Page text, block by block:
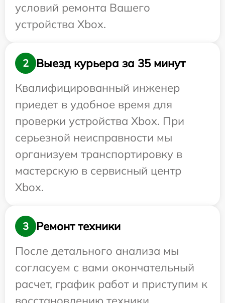
условий ремонта Вашего
устройства Xbox.
2
Выезд курьера за 35 минут
Квалифицированный инженер
приедет в удобное время для
проверки устройства Xbox. При
серьезной неисправности мы
организуем транспортировку в
мастерскую в сервисный центр
Xbox.
3
Ремонт техники
После детального анализа мы
согласуем с вами окончательный
расчет, график работ и приступим к